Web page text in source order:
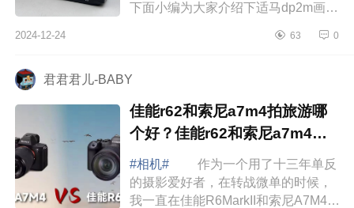
下面小编为大家介绍下适马dp2m画质
适马dp2m画质怎么样 今天想跟你
2024-12-24 63 0
君君君儿-BABY
佳能r62和索尼a7m4拍旅游哪
个好？佳能r62和索尼a7m4画
质对比
#相机#
作为一个用了十三年单反
的摄影爱好者，在转战微单的时候，
我一直在佳能R6MarkII和索尼A7M4之